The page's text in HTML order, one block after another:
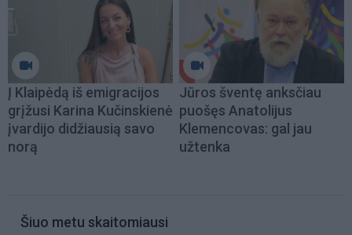
Į Klaipėdą iš emigracijos
grįžusi Karina Kučinskienė
įvardijo didžiausią savo
norą
Jūros šventę anksčiau
puošęs Anatolijus
Klemencovas: gal jau
užtenka
Šiuo metu skaitomiausi